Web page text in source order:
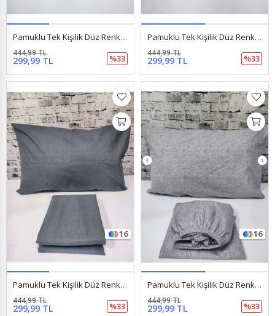
Pamuklu Tek Kişilik Düz Renk Lastikli Çarşaf Takımı Açık Gülkurusu
299,99 TL
444,99 TL
%33
Pamuklu Tek Kişilik Düz Renk Lastikli Çarşaf Takımı Açık Turkuaz
299,99 TL
444,99 TL
%33
16
Pamuklu Tek Kişilik Düz Renk Lastikli Çarşaf Takımı Antrasit
299,99 TL
444,99 TL
%33
16
Pamuklu Tek Kişilik Düz Renk Lastikli Çarşaf Takımı Gri
299,99 TL
444,99 TL
%33